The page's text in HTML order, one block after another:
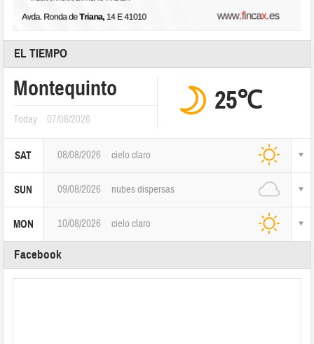
EL TIEMPO
Montequinto 25℃
SAT 08/08/2026 cielo claro
SUN
MON
Facebook